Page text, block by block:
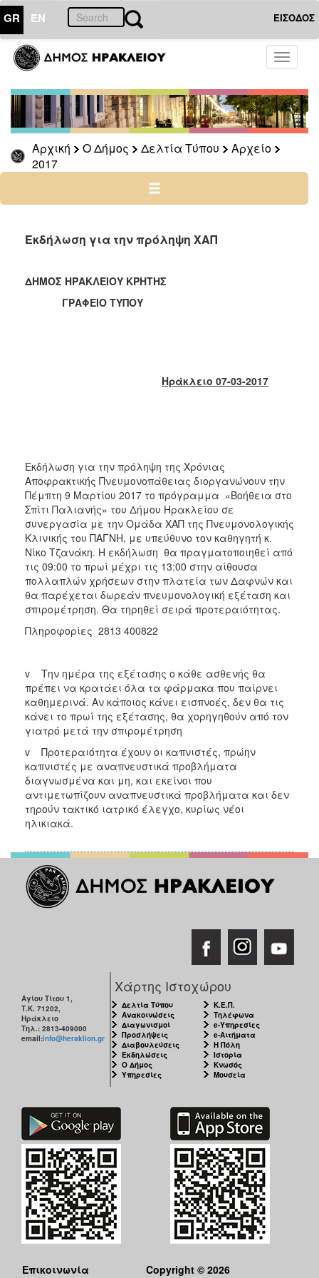
GR EN ΕΙΣΟΔΟΣ
Toggle
Αρχική Ο Δήμος Δελτία Τύπου
Αρχείο
2017
ΔΗΜΟΣ
Δελτία
Τύπου
Αρχείο
2026
2025
2022
2020
2019
2010
2006
ΤΟΠΟΣ
ΠΟΛΙΤΙΣΜΟΣ
Εκδήλωση για την πρόληψη ΧΑΠ
ΔΗΜΟΣ ΗΡΑΚΛΕΙΟΥ ΚΡΗΤΗΣ
ΓΡΑΦΕΙΟ ΤΥΠΟΥ
Ηράκλειο 07-03-2017
Εκδήλωση για την πρόληψη της Χρόνιας
Αποφρακτικής Πνευμονοπάθειας διοργανώνουν την
Πέμπτη 9 Μαρτίου 2017 το πρόγραμμα «Βοήθεια στο
Σπίτι Παλιανής» του Δήμου Ηρακλείου σε
συνεργασία με την Ομάδα ΧΑΠ της Πνευμονολογικής
Κλινικής του ΠΑΓΝΗ, με υπεύθυνο τον καθηγητή κ.
Νίκο Τζανάκη. Η εκδήλωση θα πραγματοποιηθεί από
τις 09:00 το πρωί μέχρι τις 13:00 στην αίθουσα
πολλαπλών χρήσεων στην πλατεία των Δαφνών και
θα παρέχεται δωρεάν πνευμονολογική εξέταση και
σπιρομέτρηση. Θα τηρηθεί σειρά προτεραιότητας.
Πληροφορίες 2813 400822
v Την ημέρα της εξέτασης ο κάθε ασθενής θα
πρέπει να κρατάει όλα τα φάρμακα που παίρνει
καθημερινά. Αν κάποιος κάνει εισπνοές, δεν θα τις
κάνει το πρωί της εξέτασης, θα χορηγηθούν από τον
γιατρό μετά την σπιρομέτρηση
v Προτεραιότητα έχουν οι καπνιστές, πρώην
καπνιστές με αναπνευστικά προβλήματα
διαγνωσμένα και μη, και εκείνοι που
αντιμετωπίζουν αναπνευστικά προβλήματα και δεν
τηρούν τακτικό ιατρικό έλεγχο, κυρίως νέοι
ηλικιακά.
Αγίου Τίτου 1,
Τ.Κ. 71202,
Ηράκλειο
Τηλ.: 2813-409000
email:info@heraklion.gr
Χάρτης Ιστοχώρου
Δελτία Τύπου
Ανακοινώσεις
Διαγωνισμοί
Προσλήψεις
Διαβουλεύσεις
Εκδηλώσεις
Ο Δήμος
Υπηρεσίες
Κ.Ε.Π.
Τηλέφωνα
e-Υπηρεσίες
e-Αιτήματα
Η Πόλη
Ιστορία
Κνωσός
Μουσεία
Επικοινωνία Copyright © 2026